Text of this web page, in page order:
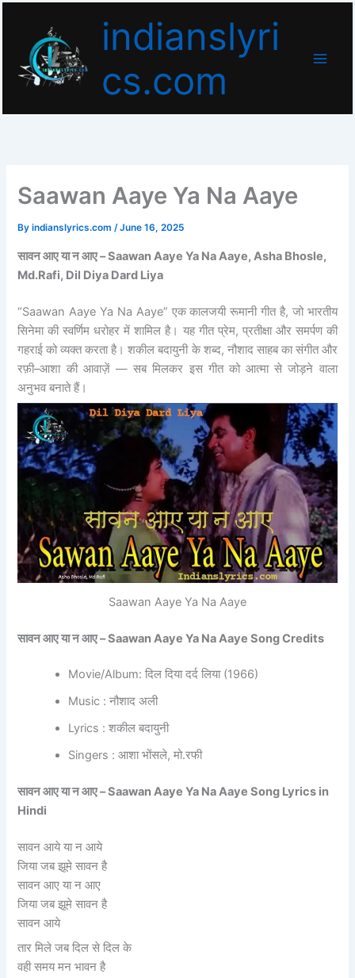
content
indianslyri
cs.com
Saawan Aaye Ya Na Aaye
Byindianslyrics.com/June 16, 2025
सावन आए या न आए – Saawan Aaye Ya Na Aaye, Asha Bhosle,
Md.Rafi, Dil Diya Dard Liya
“Saawan Aaye Ya Na Aaye” एक कालजयी रूमानी गीत है, जो भारतीय
सिनेमा की स्वर्णिम धरोहर में शामिल है। यह गीत प्रेम, प्रतीक्षा और समर्पण की
गहराई को व्यक्त करता है। शकील बदायुनी के शब्द, नौशाद साहब का संगीत और
रफ़ी–आशा की आवाज़ें — सब मिलकर इस गीत को आत्मा से जोड़ने वाला
अनुभव बनाते हैं।
Saawan Aaye Ya Na Aaye
सावन आए या न आए – Saawan Aaye Ya Na Aaye Song Credits
Movie/Album: दिल दिया दर्द लिया (1966)
Music : नौशाद अली
Lyrics : शकील बदायुनी
Singers : आशा भोंसले, मो.रफी
सावन आए या न आए – Saawan Aaye Ya Na Aaye Song Lyrics in
Hindi
सावन आये या न आये
जिया जब झूमे सावन है
सावन आए या न आए
जिया जब झूमे सावन है
सावन आये
तार मिले जब दिल से दिल के
वही समय मन भावन है